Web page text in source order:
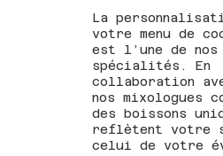
La
votre menu de
est l’une de nos
spécialités. En
collaboration
nos mixologues
des boissons
reflètent votre
celui de votre